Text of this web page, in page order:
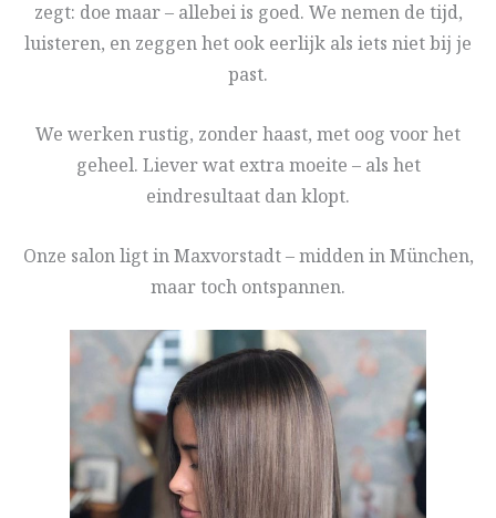
zegt: doe maar – allebei is goed. We nemen de tijd,
luisteren, en zeggen het ook eerlijk als iets niet bij je
past.
We werken rustig, zonder haast, met oog voor het
geheel. Liever wat extra moeite – als het
eindresultaat dan klopt.
Onze salon ligt in Maxvorstadt – midden in München,
maar toch ontspannen.